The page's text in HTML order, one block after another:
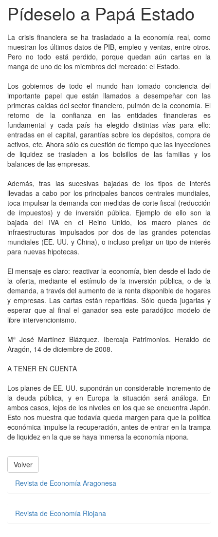
Pídeselo a Papá Estado
La crisis financiera se ha trasladado a la economía real, como
muestran los últimos datos de PIB, empleo y ventas, entre otros.
Pero no todo está perdido, porque quedan aún cartas en la
manga de uno de los miembros del mercado: el Estado.
Los gobiernos de todo el mundo han tomado conciencia del
importante papel que están llamados a desempeñar con las
primeras caídas del sector financiero, pulmón de la economía. El
retorno de la confianza en las entidades financieras es
fundamental y cada país ha elegido distintas vías para ello:
entradas en el capital, garantías sobre los depósitos, compra de
activos, etc. Ahora sólo es cuestión de tiempo que las inyecciones
de liquidez se trasladen a los bolsillos de las familias y los
balances de las empresas.
Además, tras las sucesivas bajadas de los tipos de interés
llevadas a cabo por los principales bancos centrales mundiales,
toca impulsar la demanda con medidas de corte fiscal (reducción
de impuestos) y de inversión pública. Ejemplo de ello son la
bajada del IVA en el Reino Unido, los macro planes de
infraestructuras impulsados por dos de las grandes potencias
mundiales (EE. UU. y China), o incluso prefijar un tipo de interés
para nuevas hipotecas.
El mensaje es claro: reactivar la economía, bien desde el lado de
la oferta, mediante el estímulo de la inversión pública, o de la
demanda, a través del aumento de la renta disponible de hogares
y empresas. Las cartas están repartidas. Sólo queda jugarlas y
esperar que al final el ganador sea este paradójico modelo de
libre intervencionismo.
Mª José Martínez Blázquez. Ibercaja Patrimonios. Heraldo de
Aragón, 14 de diciembre de 2008.
A TENER EN CUENTA
Los planes de EE. UU. supondrán un considerable incremento de
la deuda pública, y en Europa la situación será análoga. En
ambos casos, lejos de los niveles en los que se encuentra Japón.
Esto nos muestra que todavía queda margen para que la política
económica impulse la recuperación, antes de entrar en la trampa
de liquidez en la que se haya inmersa la economía nipona.
Volver
Revista de Economía Aragonesa
Revista de Economía Riojana